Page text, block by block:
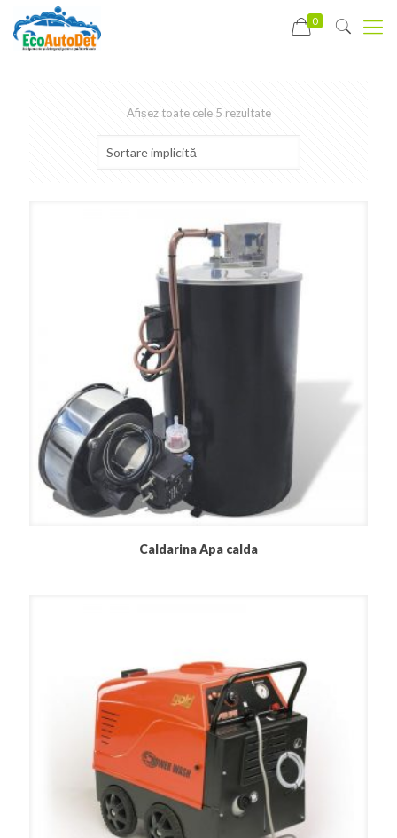
0
Afișez toate cele 5 rezultate
Caldarina Apa calda